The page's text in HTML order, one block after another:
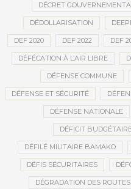
DÉCRET
DÉDOLLARISATION
DEF 2020 DEF 2022 DEF
DÉFÉCATION À L’AIR LIBRE
DÉFENSE COMMUNE
DÉFENSE ET SÉCURITÉ
DÉFENSE NATIONALE
DÉFICIT
DÉFILÉ MILITAIRE BAMAKO
DÉFIS SÉCURITAIRES
DÉGRADATION DES ROUTES